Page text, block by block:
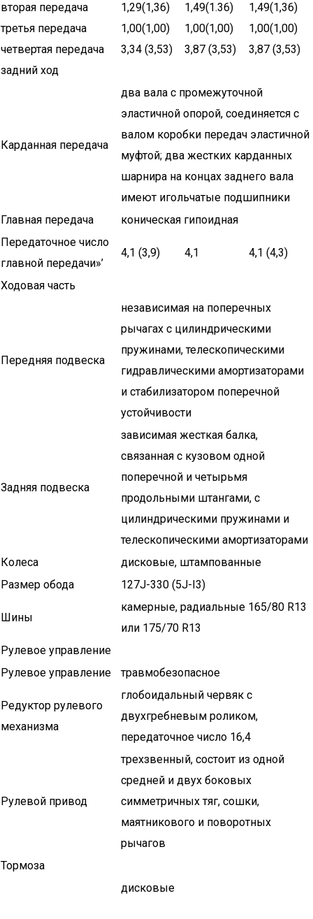
вторая передача
третья передача
четвертая передача
задний ход
1,29(1,36)
1,00(1,00)
3,34 (3,53)
1,49(1.36)
1,00(1,00)
3,87 (3,53)
1,49(1,36)
1,00(1,00)
3,87 (3,53)
Карданная передача
два вала с промежуточной
эластичной опорой, соединяется с
валом коробки передач эластичной
муфтой; два жестких карданных
шарнира на концах заднего вала
имеют игольчатые подшипники
Главная передача
коническая гипоидная
Передаточное число
главной передачи»’
4,1 (3,9) 4,1 4,1 (4,3)
Ходовая часть
Передняя подвеска
независимая на поперечных
рычагах с цилиндрическими
пружинами, телескопическими
гидравлическими амортизаторами
и стабилизатором поперечной
устойчивости
Задняя подвеска
зависимая жесткая балка,
связанная с кузовом одной
поперечной и четырьмя
продольными штангами, с
цилиндрическими пружинами и
телескопическими амортизаторами
Колеса
дисковые, штампованные
Размер обода
127J-330 (5J-I3)
Шины
камерные, радиальные 165/80 R13
или 175/70 R13
Рулевое управление
Рулевое управление
травмобезопасное
Редуктор рулевого
механизма
глобоидальный червяк с
двухгребневым роликом,
передаточное число 16,4
Рулевой привод
трехзвенный, состоит из одной
средней и двух боковых
симметричных тяг, сошки,
маятникового и поворотных
рычагов
Тормоза
дисковые